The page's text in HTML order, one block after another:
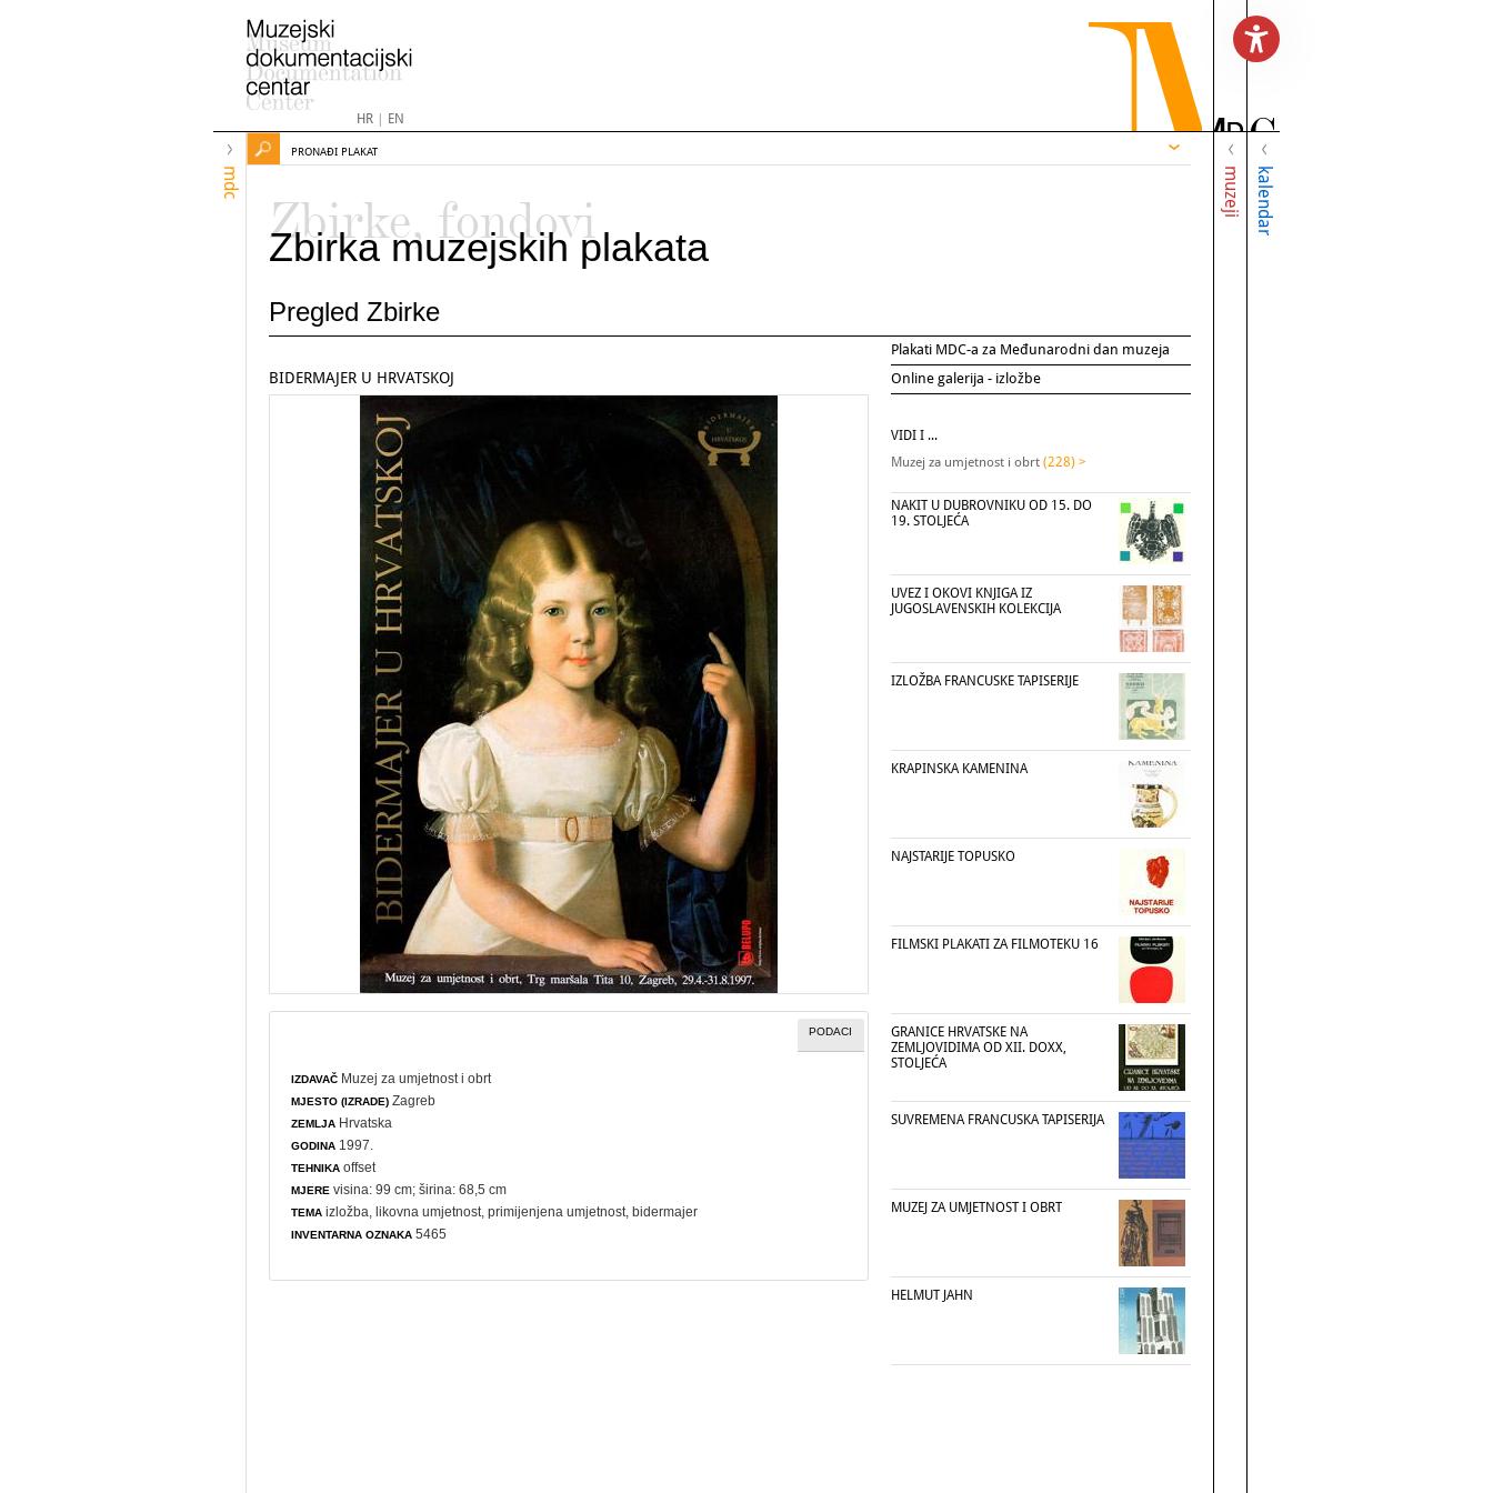
HR| EN
mdc muzeji kalendar
PRONAĐI PLAKAT
Zbirke, fondovi
Zbirka muzejskih plakata
Pregled Zbirke
Plakati MDC-a za Međunarodni dan muzeja
Online galerija - izložbe
BIDERMAJER U HRVATSKOJ
PODACI
IZDAVAČ Muzej za umjetnost i obrt
MJESTO (IZRADE) Zagreb
ZEMLJA Hrvatska
GODINA 1997.
TEHNIKA offset
MJERE visina: 99 cm; širina: 68,5 cm
TEMA izložba ,likovna umjetnost ,primijenjena umjetnost ,bidermajer
INVENTARNA OZNAKA 5465
VIDI I ...
Muzej za umjetnost i obrt (228) >
NAKIT U DUBROVNIKU OD 15. DO
19. STOLJEĆA
UVEZ I OKOVI KNJIGA IZ
JUGOSLAVENSKIH KOLEKCIJA
IZLOŽBA FRANCUSKE TAPISERIJE
KRAPINSKA KAMENINA
NAJSTARIJE TOPUSKO
FILMSKI PLAKATI ZA FILMOTEKU 16
GRANICE HRVATSKE NA
ZEMLJOVIDIMA OD XII. DOXX,
STOLJEĆA
SUVREMENA FRANCUSKA TAPISERIJA
MUZEJ ZA UMJETNOST I OBRT
HELMUT JAHN